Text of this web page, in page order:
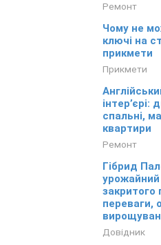
Ремонт
Чому не
ключі на
прикмети
Прикмети
інтер’єрі:
спальні,
квартири
Ремонт
Гібрид
закритого
переваги,
Довідник